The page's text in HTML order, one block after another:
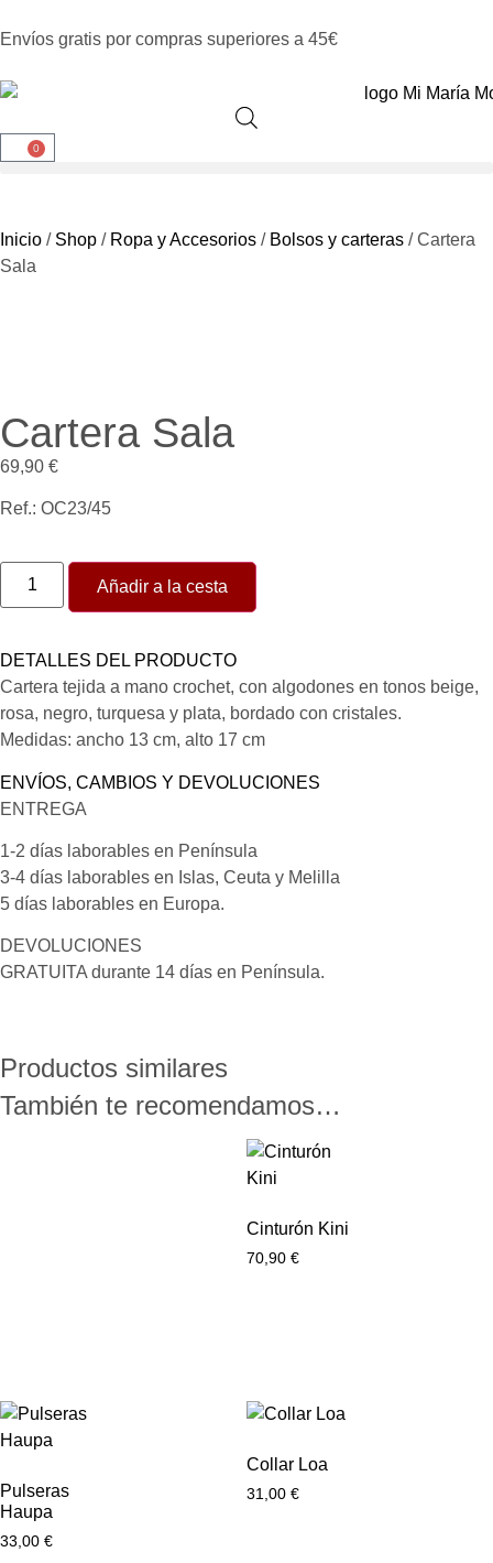
Envíos gratis por compras superiores a 45€
0
Inicio / Shop / Ropa y Accesorios / Bolsos y carteras / Cartera
Sala
Cartera Sala
69,90 €
Ref.: OC23/45
Añadir a la cesta
DETALLES DEL PRODUCTO
Cartera tejida a mano crochet, con algodones en tonos beige,
rosa, negro, turquesa y plata, bordado con cristales.
Medidas: ancho 13 cm, alto 17 cm
ENVÍOS, CAMBIOS Y DEVOLUCIONES
ENTREGA
1-2 días laborables en Península
3-4 días laborables en Islas, Ceuta y Melilla
5 días laborables en Europa.
DEVOLUCIONES
GRATUITA durante 14 días en Península.
Productos similares
También te recomendamos…
Cinturón Kini
70,90 €
Pulseras
Haupa
33,00 €
Collar Loa
31,00 €